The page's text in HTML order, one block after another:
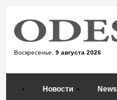
Воскресенье, 9 августа 2026
Новости News